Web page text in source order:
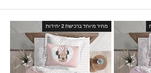
מחיר מיוחד ברכישת 2 יחידות